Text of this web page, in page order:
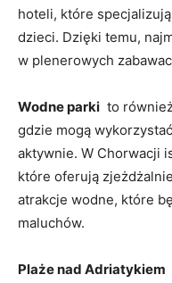
hoteli,⁤ które
dzieci. Dzięki temu,
w plenerowych
Wodne ⁤parki
to
gdzie mogą
aktywnie. W ⁤Chorwacji
które oferują
atrakcje wodne,⁣ które
maluchów.
Plaże nad Adriatykiem